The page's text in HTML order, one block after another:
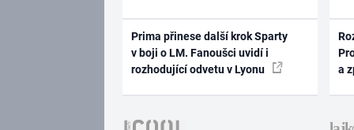
Prima přinese další krok Sparty
v boji o LM. Fanoušci uvidí i
rozhodující odvetu v Lyonu
a